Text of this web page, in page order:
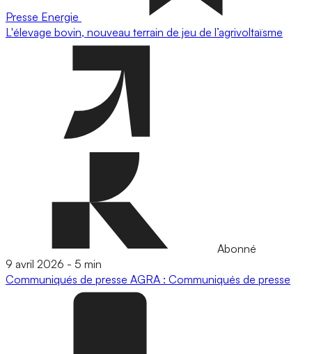
Presse Energie
L'élevage bovin, nouveau terrain de jeu de l’agrivoltaïsme
Abonné
9 avril 2026 - 5 min
Communiqués de presse AGRA : Communiqués de presse